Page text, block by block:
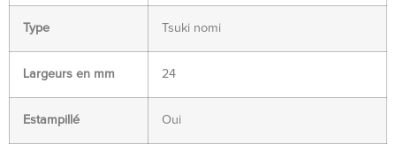
Type Tsuki nomi
Largeurs en mm 24
Estampillé Oui